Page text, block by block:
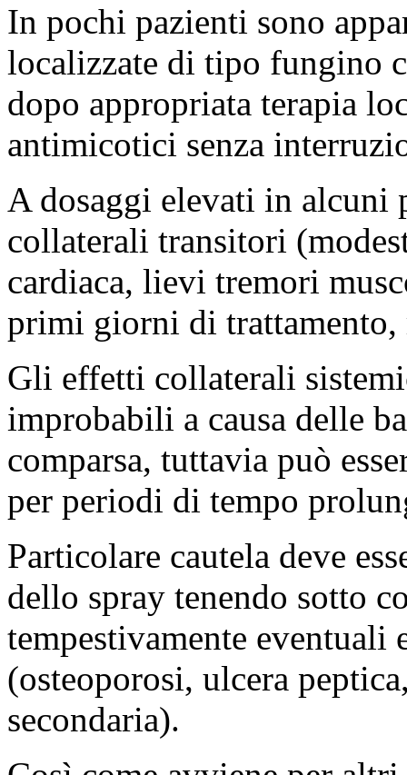
In pochi pazienti sono
localizzate di tipo fungino
dopo appropriata terapia
antimicotici senza
A dosaggi elevati in alcuni
collaterali transitori
cardiaca, lievi tremori
primi giorni di trattamento,
Gli effetti collaterali
improbabili a causa delle
comparsa, tuttavia può
per periodi di tempo
Particolare cautela deve
dello spray tenendo sotto
tempestivamente
(osteoporosi, ulcera
secondaria).